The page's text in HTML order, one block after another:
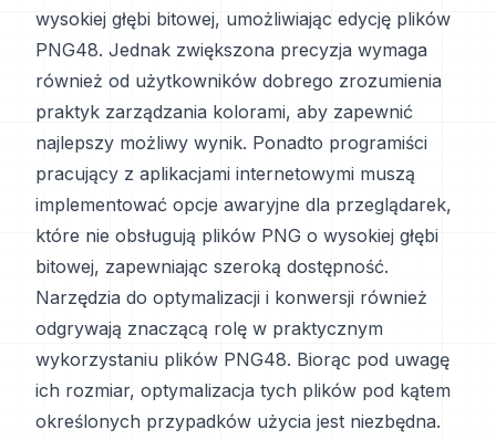
wysokiej głębi bitowej, umożliwiając edycję plików
PNG48. Jednak zwiększona precyzja wymaga
również od użytkowników dobrego zrozumienia
praktyk zarządzania kolorami, aby zapewnić
najlepszy możliwy wynik. Ponadto programiści
pracujący z aplikacjami internetowymi muszą
implementować opcje awaryjne dla przeglądarek,
które nie obsługują plików PNG o wysokiej głębi
bitowej, zapewniając szeroką dostępność.
Narzędzia do optymalizacji i konwersji również
odgrywają znaczącą rolę w praktycznym
wykorzystaniu plików PNG48. Biorąc pod uwagę
ich rozmiar, optymalizacja tych plików pod kątem
określonych przypadków użycia jest niezbędna.